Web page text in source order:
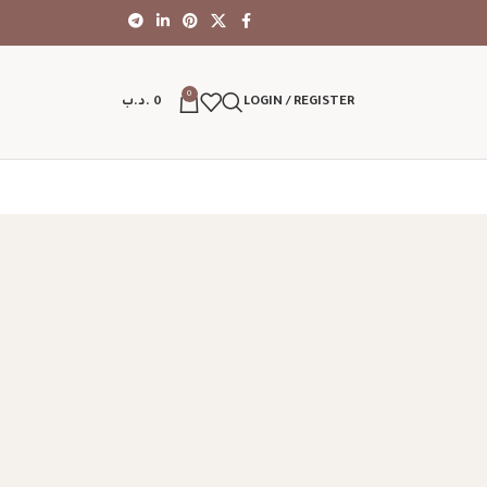
LOGIN / REGISTER
0
0 .د.ب